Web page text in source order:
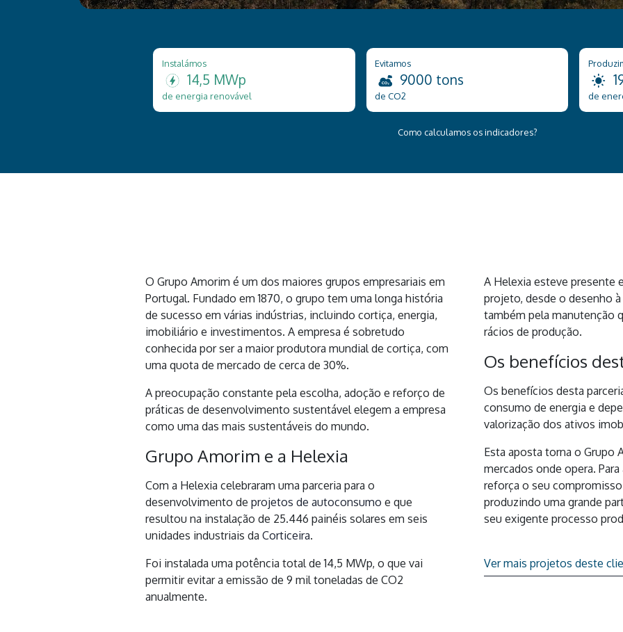
Instalámos
14,5 MWp
de energia renovável
Evitamos
9000 tons
de CO2 de
Como calculamos os indicadores?
O Grupo Amorim é um dos maiores grupos empresariais em
Portugal. Fundado em 1870, o grupo tem uma longa história
de sucesso em várias indústrias, incluindo cortiça, energia,
imobiliário e investimentos. A empresa é sobretudo
conhecida por ser a maior produtora mundial de cortiça, com
uma quota de mercado de cerca de 30%.
A preocupação constante pela escolha, adoção e reforço de
práticas de desenvolvimento sustentável elegem a empresa
como uma das mais sustentáveis do mundo.
Grupo Amorim e a Helexia
Com a Helexia celebraram uma parceria para o
desenvolvimento de projetos de autoconsumo e que
resultou na instalação de 25.446 painéis solares em seis
unidades industriais da Corticeira.
Foi instalada uma potência total de 14,5 MWp, o que vai
permitir evitar a emissão de 9 mil toneladas de CO2
anualmente.
A Helexia esteve presente
projeto, desde o desenho
também pela manutenção
rácios de produção.
Os benefícios
Os benefícios desta
consumo de energia e
valorização dos ativos
Esta aposta torna o Grupo
mercados onde opera.
reforça o seu
produzindo uma grande
seu exigente processo
Ver mais projetos deste